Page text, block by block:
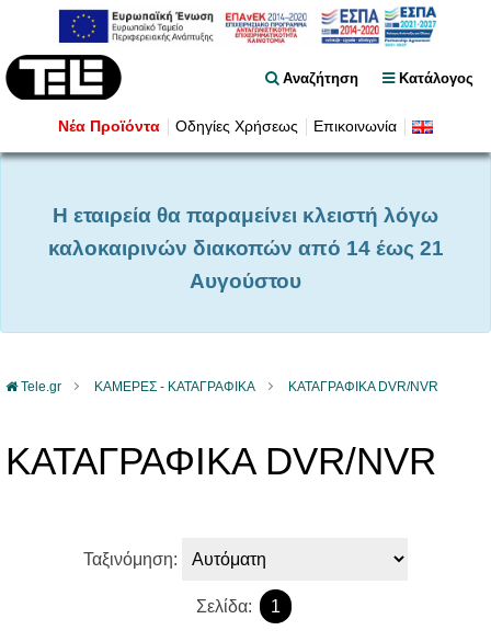
Κατάλογος
Αναζήτηση
Νέα Προϊόντα Οδηγίες Χρήσεως Επικοινωνία
Η εταιρεία θα παραμείνει κλειστή λόγω
καλοκαιρινών διακοπών από 14 έως 21
Αυγούστου
Tele.gr ΚΑΜΕΡΕΣ - KATAΓΡΑΦΙΚΑ ΚΑΤΑΓΡΑΦΙΚΑ DVR/NVR
ΚΑΤΑΓΡΑΦΙΚΑ DVR/NVR
Ταξινόμηση:
Σελίδα: 1